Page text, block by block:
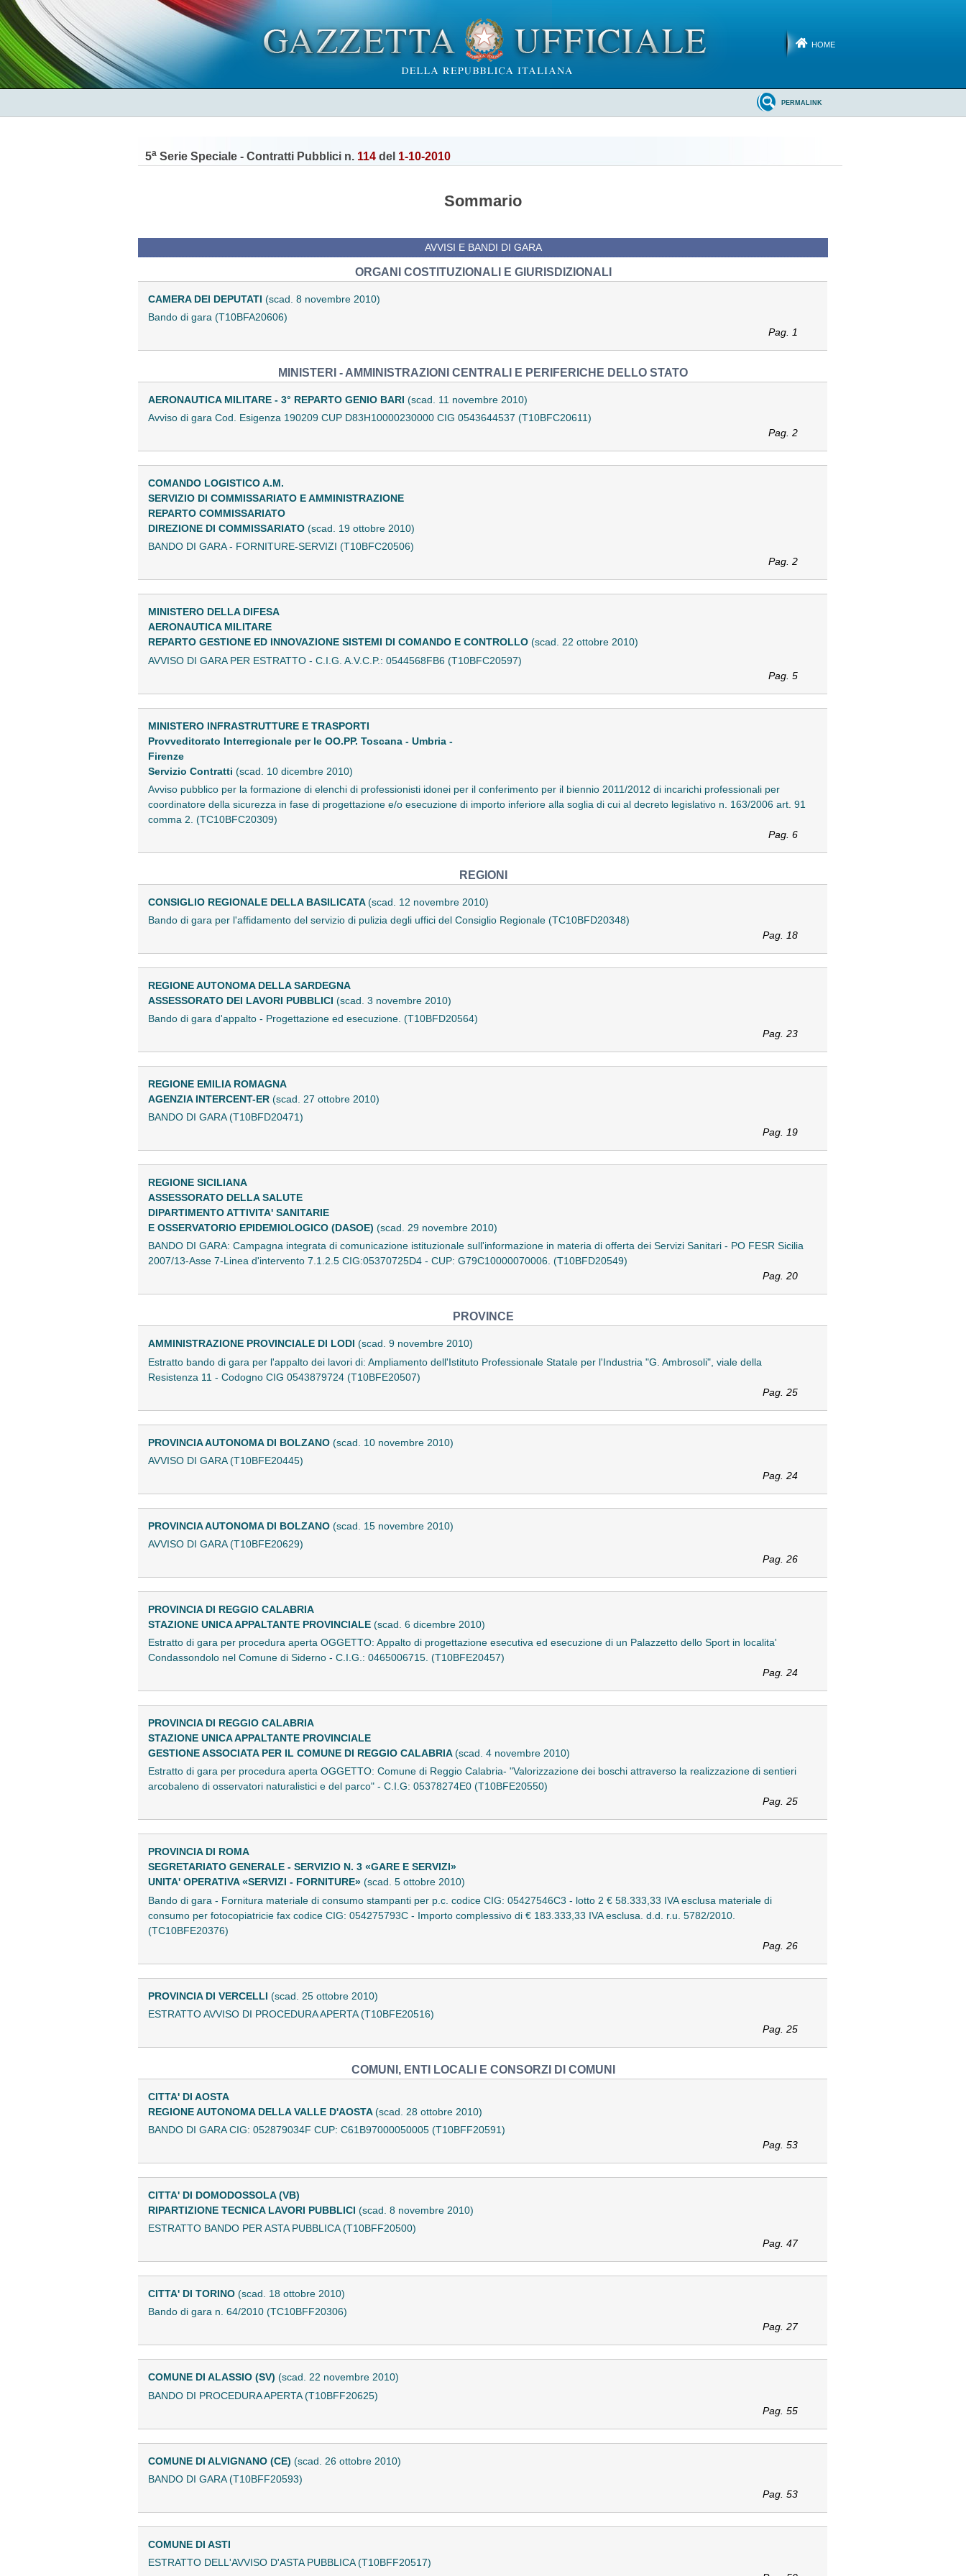
HOME
PERMALINK
5a Serie Speciale - Contratti Pubblici n. 114 del 1-10-2010
Sommario
AVVISI E BANDI DI GARA
ORGANI COSTITUZIONALI E GIURISDIZIONALI
CAMERA DEI DEPUTATI (scad. 8 novembre 2010)
Bando di gara (T10BFA20606)
Pag. 1
MINISTERI - AMMINISTRAZIONI CENTRALI E PERIFERICHE DELLO STATO
AERONAUTICA MILITARE - 3° REPARTO GENIO BARI (scad. 11 novembre 2010)
Avviso di gara Cod. Esigenza 190209 CUP D83H10000230000 CIG 0543644537 (T10BFC20611)
Pag. 2
COMANDO LOGISTICO A.M.
SERVIZIO DI COMMISSARIATO E AMMINISTRAZIONE
REPARTO COMMISSARIATO
DIREZIONE DI COMMISSARIATO (scad. 19 ottobre 2010)
BANDO DI GARA - FORNITURE-SERVIZI (T10BFC20506)
Pag. 2
MINISTERO DELLA DIFESA
AERONAUTICA MILITARE
REPARTO GESTIONE ED INNOVAZIONE SISTEMI DI COMANDO E CONTROLLO (scad. 22 ottobre 2010)
AVVISO DI GARA PER ESTRATTO - C.I.G. A.V.C.P.: 0544568FB6 (T10BFC20597)
Pag. 5
MINISTERO INFRASTRUTTURE E TRASPORTI
Provveditorato Interregionale per le OO.PP. Toscana - Umbria -
Firenze
Servizio Contratti (scad. 10 dicembre 2010)
Avviso pubblico per la formazione di elenchi di professionisti idonei per il conferimento per il biennio 2011/2012 di incarichi professionali per
coordinatore della sicurezza in fase di progettazione e/o esecuzione di importo inferiore alla soglia di cui al decreto legislativo n. 163/2006 art. 91
comma 2. (TC10BFC20309)
Pag. 6
REGIONI
CONSIGLIO REGIONALE DELLA BASILICATA(scad. 12 novembre 2010)
Bando di gara per l'affidamento del servizio di pulizia degli uffici del Consiglio Regionale (TC10BFD20348)
Pag. 18
REGIONE AUTONOMA DELLA SARDEGNA
ASSESSORATO DEI LAVORI PUBBLICI (scad. 3 novembre 2010)
Bando di gara d'appalto - Progettazione ed esecuzione. (T10BFD20564)
Pag. 23
REGIONE EMILIA ROMAGNA
AGENZIA INTERCENT-ER (scad. 27 ottobre 2010)
BANDO DI GARA (T10BFD20471)
Pag. 19
REGIONE SICILIANA
ASSESSORATO DELLA SALUTE
DIPARTIMENTO ATTIVITA' SANITARIE
E OSSERVATORIO EPIDEMIOLOGICO (DASOE) (scad. 29 novembre 2010)
BANDO DI GARA: Campagna integrata di comunicazione istituzionale sull'informazione in materia di offerta dei Servizi Sanitari - PO FESR Sicilia
2007/13-Asse 7-Linea d'intervento 7.1.2.5 CIG:05370725D4 - CUP: G79C10000070006. (T10BFD20549)
Pag. 20
PROVINCE
AMMINISTRAZIONE PROVINCIALE DI LODI (scad. 9 novembre 2010)
Estratto bando di gara per l'appalto dei lavori di: Ampliamento dell'Istituto Professionale Statale per l'Industria "G. Ambrosoli", viale della
Resistenza 11 - Codogno CIG 0543879724 (T10BFE20507)
Pag. 25
PROVINCIA AUTONOMA DI BOLZANO (scad. 10 novembre 2010)
AVVISO DI GARA (T10BFE20445)
Pag. 24
PROVINCIA AUTONOMA DI BOLZANO (scad. 15 novembre 2010)
AVVISO DI GARA (T10BFE20629)
Pag. 26
PROVINCIA DI REGGIO CALABRIA
STAZIONE UNICA APPALTANTE PROVINCIALE (scad. 6 dicembre 2010)
Estratto di gara per procedura aperta OGGETTO: Appalto di progettazione esecutiva ed esecuzione di un Palazzetto dello Sport in localita'
Condassondolo nel Comune di Siderno - C.I.G.: 0465006715. (T10BFE20457)
Pag. 24
PROVINCIA DI REGGIO CALABRIA
STAZIONE UNICA APPALTANTE PROVINCIALE
GESTIONE ASSOCIATA PER IL COMUNE DI REGGIO CALABRIA(scad. 4 novembre 2010)
Estratto di gara per procedura aperta OGGETTO: Comune di Reggio Calabria- "Valorizzazione dei boschi attraverso la realizzazione di sentieri
arcobaleno di osservatori naturalistici e del parco" - C.I.G: 05378274E0 (T10BFE20550)
Pag. 25
PROVINCIA DI ROMA
SEGRETARIATO GENERALE - SERVIZIO N. 3 «GARE E SERVIZI»
UNITA' OPERATIVA «SERVIZI - FORNITURE» (scad. 5 ottobre 2010)
Bando di gara - Fornitura materiale di consumo stampanti per p.c. codice CIG: 05427546C3 - lotto 2 € 58.333,33 IVA esclusa materiale di
consumo per fotocopiatricie fax codice CIG: 054275793C - Importo complessivo di € 183.333,33 IVA esclusa. d.d. r.u. 5782/2010.
(TC10BFE20376)
Pag. 26
PROVINCIA DI VERCELLI (scad. 25 ottobre 2010)
ESTRATTO AVVISO DI PROCEDURA APERTA (T10BFE20516)
Pag. 25
COMUNI, ENTI LOCALI E CONSORZI DI COMUNI
CITTA' DI AOSTA
REGIONE AUTONOMA DELLA VALLE D'AOSTA(scad. 28 ottobre 2010)
BANDO DI GARA CIG: 052879034F CUP: C61B97000050005 (T10BFF20591)
Pag. 53
CITTA' DI DOMODOSSOLA (VB)
RIPARTIZIONE TECNICA LAVORI PUBBLICI (scad. 8 novembre 2010)
ESTRATTO BANDO PER ASTA PUBBLICA (T10BFF20500)
Pag. 47
CITTA' DI TORINO (scad. 18 ottobre 2010)
Bando di gara n. 64/2010 (TC10BFF20306)
Pag. 27
COMUNE DI ALASSIO (SV) (scad. 22 novembre 2010)
BANDO DI PROCEDURA APERTA (T10BFF20625)
Pag. 55
COMUNE DI ALVIGNANO (CE) (scad. 26 ottobre 2010)
BANDO DI GARA (T10BFF20593)
Pag. 53
COMUNE DI ASTI
ESTRATTO DELL'AVVISO D'ASTA PUBBLICA (T10BFF20517)